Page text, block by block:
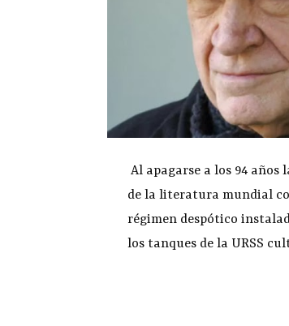
Al apagarse a los 94 años
de la literatura mundial
régimen despótico
los tanques de la URSS